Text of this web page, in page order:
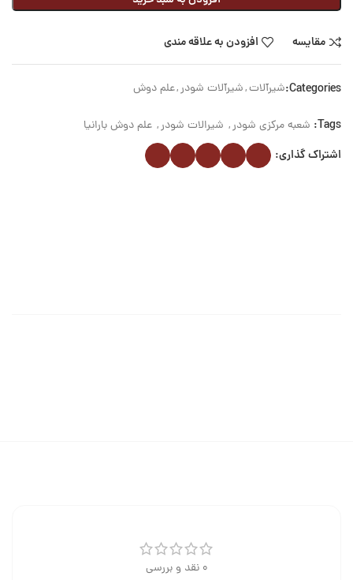
مقایسه افزودن به علاقه مندی
Categories: شیرآلات,شیرآلات شودر,علم دوش
Tags: شعبه مرکزی شودر, شیرالات شودر, علم دوش بارانیا
اشتراک گذاری:
0 نقد و بررسی